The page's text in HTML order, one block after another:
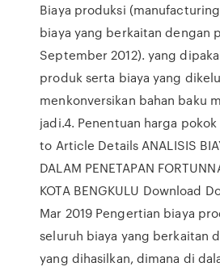
Biaya produksi
biaya yang berkaitan dengan
September 2012). yang
produk serta biaya yang
menkonversikan bahan baku
jadi.4. Penentuan harga
to Article Details ANALISIS
DALAM PENETAPAN
KOTA BENGKULU Download
Mar 2019 Pengertian biaya
seluruh biaya yang berkaitan
yang dihasilkan, dimana di